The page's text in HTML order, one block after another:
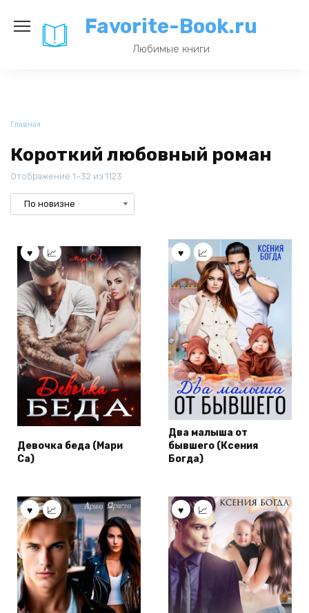
содержанию
Favorite-Book.ru
Любимые книги
Главная
Короткий любовный роман
Отображение 1–32 из 1123
Девочка беда (Мари
Са)
Два малыша от
бывшего (Ксения
Богда)